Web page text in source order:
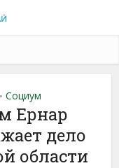
• Социум
Ернар
дело
области